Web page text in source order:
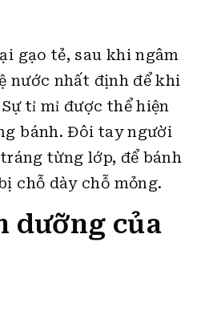
gạo tẻ, sau khi ngâm
nước nhất định để khi
tỉ mỉ được thể hiện
bánh. Đôi tay người
từng lớp, để bánh
chỗ dày chỗ mỏng.
dưỡng của